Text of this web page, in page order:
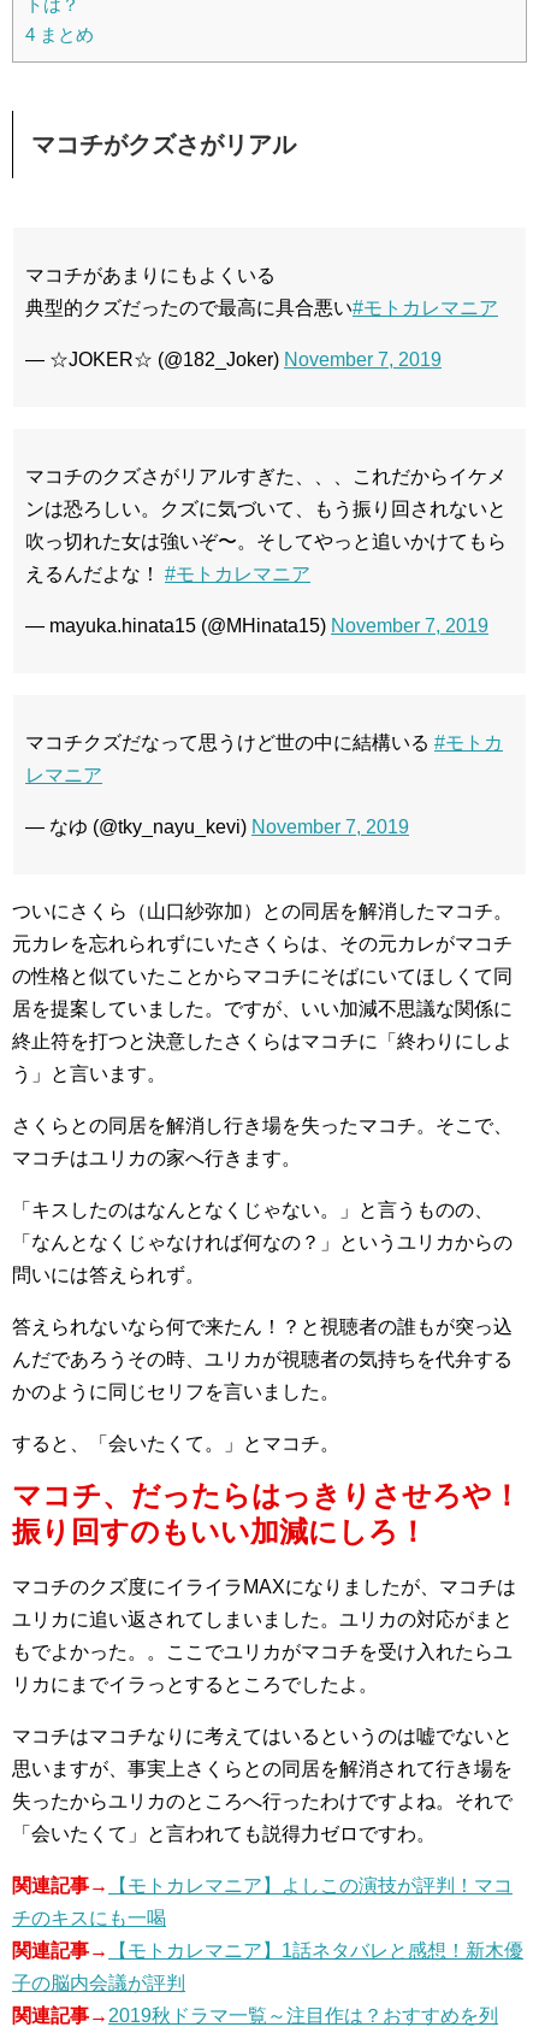
トは？
4 まとめ
マコチがクズさがリアル
マコチがあまりにもよくいる
典型的クズだったので最高に具合悪い#モトカレマニア
— ☆JOKER☆ (@182_Joker) November 7, 2019
マコチのクズさがリアルすぎた、、、これだからイケメ
ンは恐ろしい。クズに気づいて、もう振り回されないと
吹っ切れた女は強いぞ〜。そしてやっと追いかけてもら
えるんだよな！ #モトカレマニア
— mayuka.hinata15 (@MHinata15) November 7, 2019
マコチクズだなって思うけど世の中に結構いる #モトカ
レマニア
— なゆ (@tky_nayu_kevi) November 7, 2019
ついにさくら（山口紗弥加）との同居を解消したマコチ。
元カレを忘れられずにいたさくらは、その元カレがマコチ
の性格と似ていたことからマコチにそばにいてほしくて同
居を提案していました。ですが、いい加減不思議な関係に
終止符を打つと決意したさくらはマコチに「終わりにしよ
う」と言います。
さくらとの同居を解消し行き場を失ったマコチ。そこで、
マコチはユリカの家へ行きます。
「キスしたのはなんとなくじゃない。」と言うものの、
「なんとなくじゃなければ何なの？」というユリカからの
問いには答えられず。
答えられないなら何で来たん！？と視聴者の誰もが突っ込
んだであろうその時、ユリカが視聴者の気持ちを代弁する
かのように同じセリフを言いました。
すると、「会いたくて。」とマコチ。
マコチ、だったらはっきりさせろや！
振り回すのもいい加減にしろ！
マコチのクズ度にイライラMAXになりましたが、マコチは
ユリカに追い返されてしまいました。ユリカの対応がまと
もでよかった。。ここでユリカがマコチを受け入れたらユ
リカにまでイラっとするところでしたよ。
マコチはマコチなりに考えてはいるというのは嘘でないと
思いますが、事実上さくらとの同居を解消されて行き場を
失ったからユリカのところへ行ったわけですよね。それで
「会いたくて」と言われても説得力ゼロですわ。
関連記事→
【モトカレマニア】よしこの演技が評判！マコ
チのキスにも一喝
関連記事→
【モトカレマニア】1話ネタバレと感想！新木優
子の脳内会議が評判
関連記事→ 2019秋ドラマ一覧～注目作は？おすすめを列